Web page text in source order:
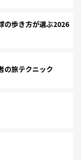
の歩き方が選ぶ2026
の旅テクニック